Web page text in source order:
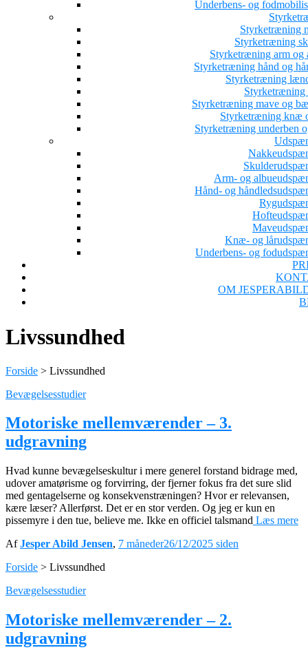
Underbens- og
Styrketræning
Styrketræning
Styrketræning arm og
Styrketræning hånd og
Styrketræning
Styrketræning
Styrketræning mave og
Styrketræning knæ
Styrketræning underben
Arm- og
Hånd- og
Knæ- og
Underbens- og
OM
Livssundhed
Forside > Livssundhed
Bevægelsesstudier
Motoriske mellemværender – 3.
udgravning
Hvad kunne bevægelseskultur i mere generel forstand bidrage med,
udover amatørisme og forvirring, der fjerner fokus fra det sure slid
med gentagelserne og konsekvenstræningen? Hvor er relevansen,
kære læser? Allerførst. Det er en stor verden. Og jeg er kun en
pissemyre i den tue, believe me. Ikke en officiel talsmand Læs mere
AfJesper Abild Jensen, 7 måneder26/12/2025 siden
Forside > Livssundhed
Bevægelsesstudier
Motoriske mellemværender – 2.
udgravning